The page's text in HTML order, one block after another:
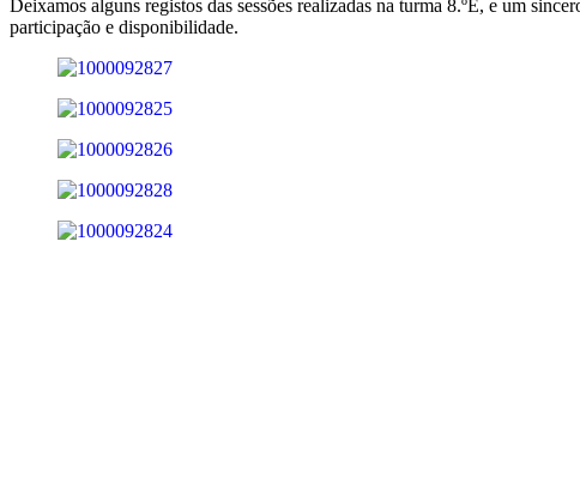
Deixamos alguns registos das sessões realizadas na turma 8.ºE, e um
participação e disponibilidade.